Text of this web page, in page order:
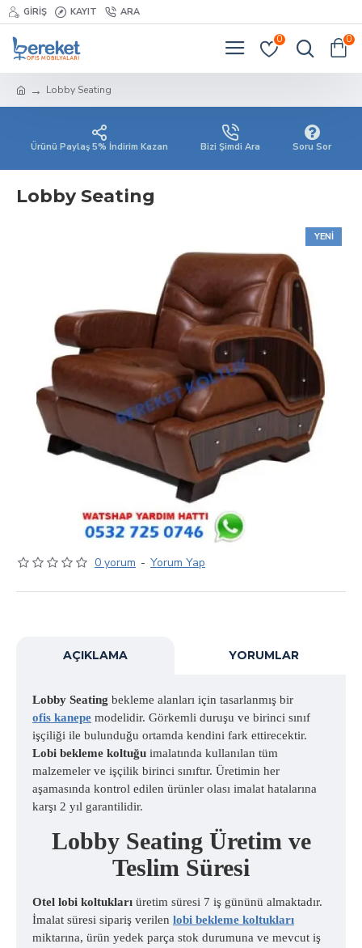
GIRIŞ KAYIT ARA
0 0
Lobby Seating
Ürünü Paylaş 5% İndirim Kazan Bizi Şimdi Ara Soru Sor
Lobby Seating
YENI
0 yorum - Yorum Yap
AÇIKLAMA YORUMLAR
Lobby Seating bekleme alanları için tasarlanmış bir
ofis kanepe modelidir. Görkemli duruşu ve birinci sınıf
işçiliği ile bulunduğu ortamda kendini fark ettirecektir.
Lobi bekleme koltuğu imalatında kullanılan tüm
malzemeler ve işçilik birinci sınıftır. Üretimin her
aşamasında kontrol edilen ürünler olası imalat hatalarına
karşı 2 yıl garantilidir.
Lobby Seating Üretim ve
Teslim Süresi
Otel lobi koltukları üretim süresi 7 iş gününü almaktadır.
İmalat süresi sipariş verilen lobi bekleme koltukları
miktarına, ürün yedek parça stok durumuna ve mevcut iş